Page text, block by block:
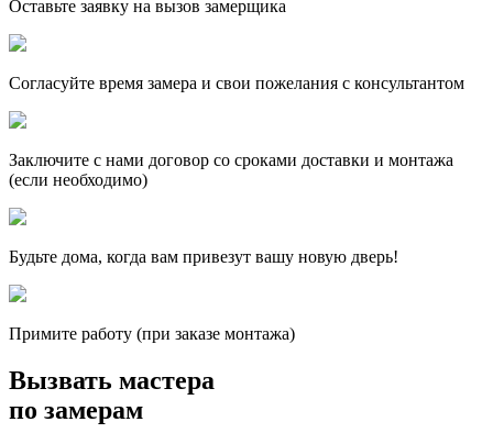
Оставьте заявку на вызов замерщика
Согласуйте время замера и свои пожелания с консультантом
Заключите с нами договор со сроками доставки и монтажа
(если необходимо)
Будьте дома, когда вам привезут вашу новую дверь!
Примите работу (при заказе монтажа)
Вызвать мастера
по замерам